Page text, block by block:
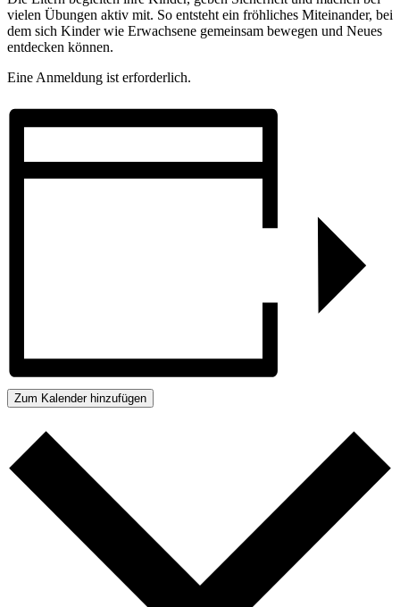
vielen Übungen aktiv mit. So entsteht ein fröhliches Miteinander, bei
dem sich Kinder wie Erwachsene gemeinsam bewegen und Neues
entdecken können.
Eine Anmeldung ist erforderlich.
Zum Kalender hinzufügen